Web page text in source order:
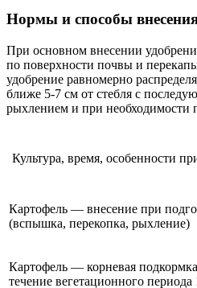
Нормы и способы
При основном внесении
по поверхности почвы и
удобрение равномерно
ближе 5-7 см от стебля с
рыхлением и при необходимости
Культура, время, особенности
Картофель — внесение при
(вспышка, перекопка, рыхление)
Картофель — корневая
течение вегетационного периода